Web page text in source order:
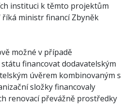
instituci k těmto projektům
říká ministr financí Zbyněk
možné v případě
financovat dodavatelským
úvěrem kombinovaným s
složky financovaly
renovací převážně prostředky